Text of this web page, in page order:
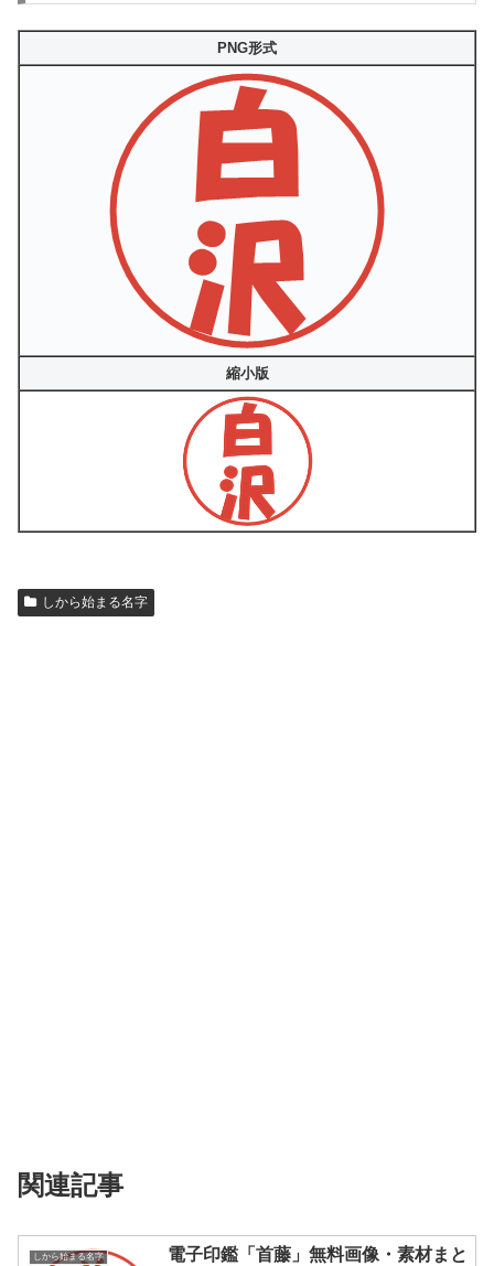
PNG形式
縮小版
しから始まる名字
関連記事
しから始まる名字
電子印鑑「首藤」無料画像・素材まと